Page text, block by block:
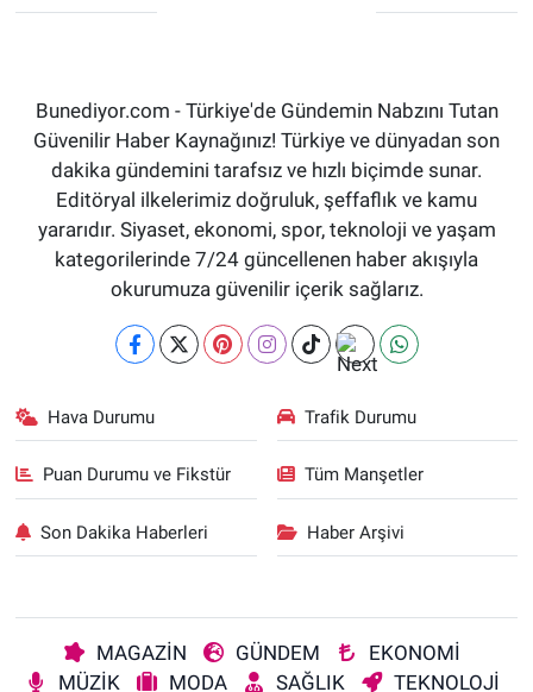
Bunediyor.com - Türkiye'de Gündemin Nabzını Tutan
Güvenilir Haber Kaynağınız! Türkiye ve dünyadan son
dakika gündemini tarafsız ve hızlı biçimde sunar.
Editöryal ilkelerimiz doğruluk, şeffaflık ve kamu
yararıdır. Siyaset, ekonomi, spor, teknoloji ve yaşam
kategorilerinde 7/24 güncellenen haber akışıyla
okurumuza güvenilir içerik sağlarız.
Hava Durumu Trafik Durumu
Puan Durumu ve Fikstür Tüm Manşetler
Son Dakika Haberleri Haber Arşivi
MAGAZİN GÜNDEM
EKONOMİ
MÜZİK
MODA SAĞLIK TEKNOLOJİ